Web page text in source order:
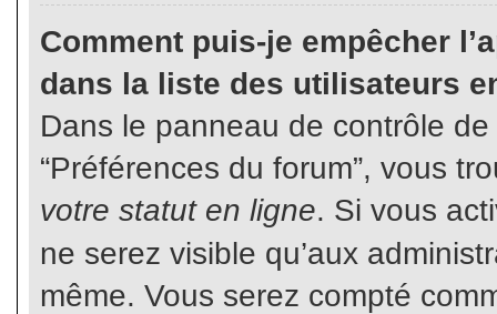
Comment puis-je empêcher
dans la liste des utilisateurs
Dans le panneau de contrôle
“Préférences du forum”, vous
votre statut en ligne. Si vous
ne serez visible qu’aux
même. Vous serez compté